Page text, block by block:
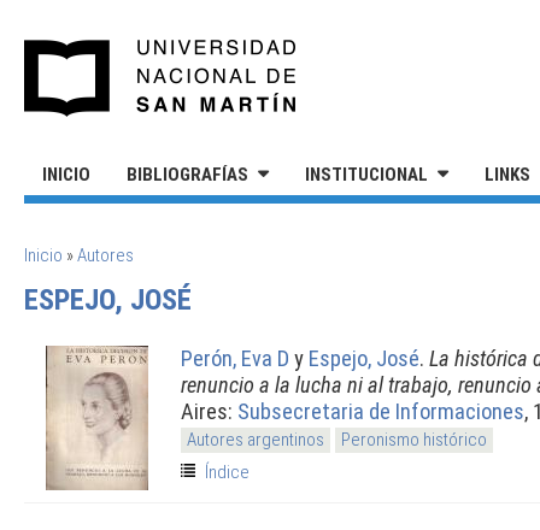
INICIO BIBLIOGRAFÍAS INSTITUCIONAL LINKS
SE ENCUENTRA USTED AQUÍ
Inicio »Autores
ESPEJO, JOSÉ
Perón, Eva D y Espejo, José. La histórica
renuncio a la lucha ni al trabajo, renuncio
Aires: Subsecretaria de Informaciones,
Autores argentinos
Peronismo histórico
Índice